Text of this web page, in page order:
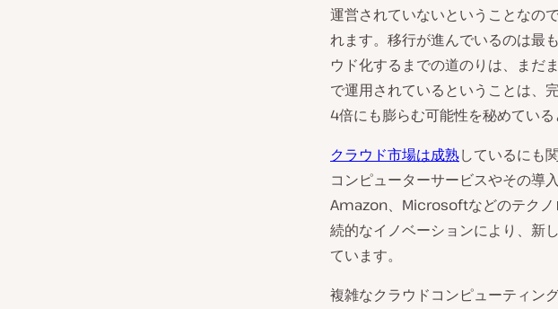
運営されていないということなの
れます。移行が進んでいるのは最
ウド化するまでの道のりは、まだ
で運用されているということは、
4倍にも膨らむ可能性を秘めている
クラウド市場は成熟しているにも
コンピューターサービスやその導
Amazon、Microsoftなどのテクノ
続的なイノベーションにより、新
ています。
複雑なクラウドコンピューティン